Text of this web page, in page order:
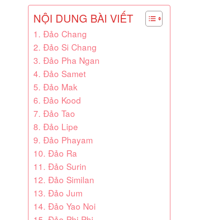
NỘI DUNG BÀI VIẾT
1. Đảo Chang
2. Đảo Si Chang
3. Đảo Pha Ngan
4. Đảo Samet
5. Đảo Mak
6. Đảo Kood
7. Đảo Tao
8. Đảo Lipe
9. Đảo Phayam
10. Đảo Ra
11. Đảo Surin
12. Đảo Similan
13. Đảo Jum
14. Đảo Yao Noi